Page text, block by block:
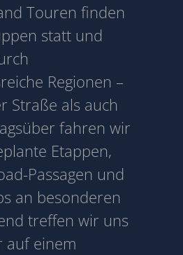
Touren finden
statt und
Regionen –
Straße als auch
fahren wir
Etappen,
Passagen und
an besonderen
treffen wir uns
auf einem